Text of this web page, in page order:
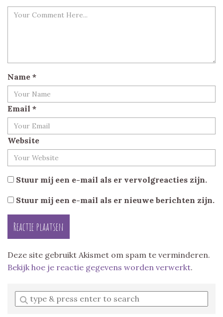
Name *
Email *
Website
Stuur mij een e-mail als er vervolgreacties zijn.
Stuur mij een e-mail als er nieuwe berichten zijn.
Deze site gebruikt Akismet om spam te verminderen.
Bekijk hoe je reactie gegevens worden verwerkt.
Enter
a